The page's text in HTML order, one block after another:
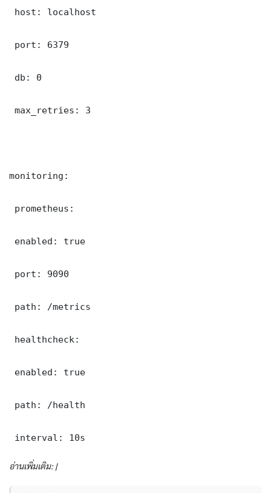
host: localhost
port: 6379
db: 0
max_retries: 3
monitoring:
prometheus:
enabled: true
port: 9090
path: /metrics
healthcheck:
enabled: true
path: /health
interval: 10s
อ่านเพิ่มเติม: |